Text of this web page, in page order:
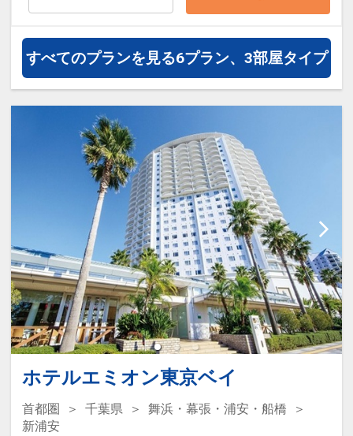
（チェックイン時にフロントにてお申し
付けください）
【ご宿泊のお客様にうれしい特色！！】
本館4階SPA（大浴場）が、ご滞在中料
金不要にてご利用いただけます。(一部有
料施設有り）
※スパ営業時間 11:00～翌朝9:00
（浴室清掃時間 深夜1:00～5:00）
※チェックイン前からもご利用いただけ
設定期間：2026年2月27日～2027年1月
31日
インターネットコース番号：DP-2-
200000044058
・【本館5階SPA+(スパプラス)】は、
950円/1名様 の追加料金にてご利用いた
だけます。
※浴室清掃時間(深夜1:00～5:00)はご利
用いただけません。
※4階SPA(大浴場)は、4歳未満のお子
様、おむつを着用の方はご利用いただけ
ません。
※4階SPA(大浴場)は、7歳以上・身長
120cm以上のお子様は混浴ではご利用い
ただけません。
※5階SPA+内の各種岩盤浴・サウナは、
中学生未満のお子様はご利用いただけま
せん。
※タトゥーをされている方は当社指定の
です。
【ご予約完了後の朝食追加について】
すべてのプランを見る6プラン、3部屋タイプ
ホテルエミオン東京ベイ
首都圏 千葉県
舞浜・幕張・浦安・船橋
新浦安